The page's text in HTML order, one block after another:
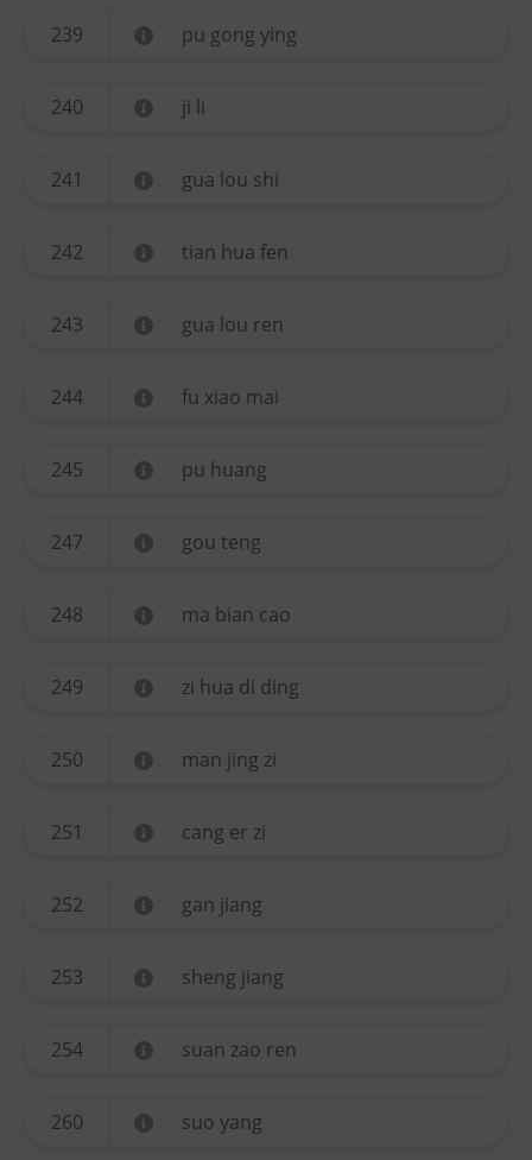
239 pu gong ying
240 ji li
241 gua lou shi
242 tian hua fen
243 gua lou ren
244 fu xiao mai
245 pu huang
247 gou teng
248 ma bian cao
249 zi hua di ding
250 man jing zi
251 cang er zi
252 gan jiang
253 sheng jiang
254 suan zao ren
260 suo yang